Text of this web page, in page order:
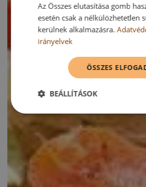
Az Összes elutasítása gomb
esetén csak a nélkülözhetetlen
kerülnek alkalmazásra.
irányelvek
ÖSSZES
BEÁLLÍTÁSOK